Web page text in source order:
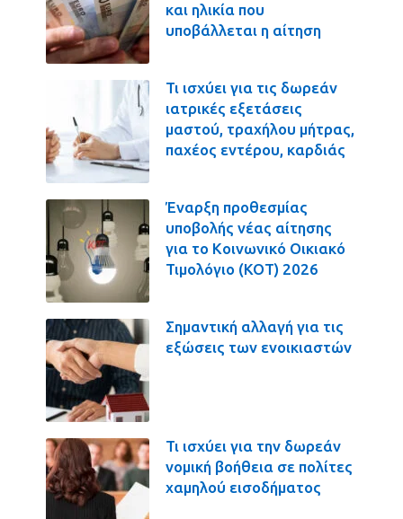
και ηλικία που
υποβάλλεται η αίτηση
Τι ισχύει για τις δωρεάν
ιατρικές εξετάσεις
μαστού, τραχήλου μήτρας,
παχέος εντέρου, καρδιάς
Έναρξη προθεσμίας
υποβολής νέας αίτησης
για το Κοινωνικό Οικιακό
Τιμολόγιο (ΚΟΤ) 2026
Σημαντική αλλαγή για τις
εξώσεις των ενοικιαστών
Τι ισχύει για την δωρεάν
νομική βοήθεια σε πολίτες
χαμηλού εισοδήματος